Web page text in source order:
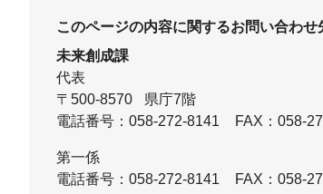
このページの内容に関するお問い合わせ
未来創成課
代表
〒500-8570
県庁7階
電話番号：058-272-8141
FAX：058-
第一係
電話番号：058-272-8141
FAX：058-